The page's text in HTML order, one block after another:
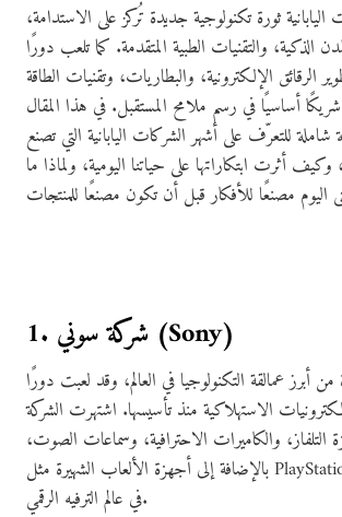
اليابانية ثورة تكنولوجية جديدة تُركز على الاستدامة،
الذكية، والتقنيات الطبية المتقدمة. كما تلعب دورًا
الرقائق الإلكترونية، والبطاريات، وتقنيات الطاقة
شريكًا أساسيًا في رسم ملامح المستقبل. في هذا المقال
للتعرّف على أشهر الشركات اليابانية التي تصنع
أثرت ابتكاراتها على حياتنا اليومية، ولماذا ما
1. شركة سوني (Sony)
أبرز عمالقة التكنولوجيا في العالم، وقد لعبت دورًا
الاستهلاكية منذ تأسيسها. اشتهرت الشركة
التلفاز، والكاميرات الاحترافية، وسماعات الصوت،
بالإضافة إلى أجهزة الألعاب الشهيرة مثل PlayStation التي أحدثت ثورة
في عالم الترفيه الرقمي.